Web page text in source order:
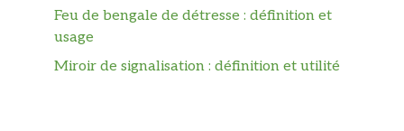
Feu de bengale de détresse : définition et
usage
Miroir de signalisation : définition et utilité